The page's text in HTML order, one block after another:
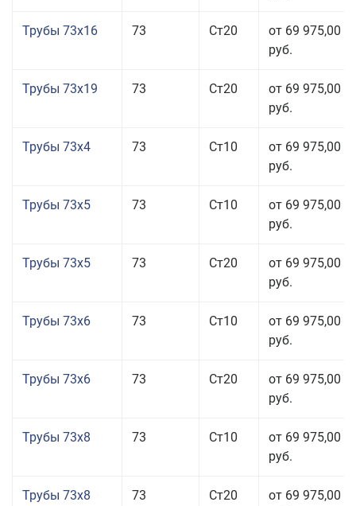
Трубы 73x16 73 Ст20
от 69 975,00
руб.
Трубы 73x19 73 Ст20
от 69 975,00
руб.
Трубы 73x4 73 Ст10
от 69 975,00
руб.
Трубы 73x5 73 Ст10
от 69 975,00
руб.
Трубы 73x5 73 Ст20
от 69 975,00
руб.
Трубы 73x6 73 Ст10
от 69 975,00
руб.
Трубы 73x6 73 Ст20
от 69 975,00
руб.
Трубы 73x8 73 Ст10
от 69 975,00
руб.
Трубы 73x8 73 Ст20
от 69 975,00